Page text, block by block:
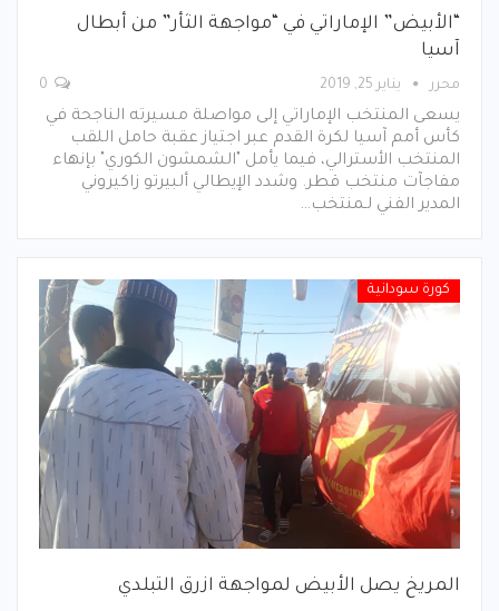
“الأبيض” الإماراتي في “مواجهة الثأر” من أبطال
آسيا
محرر يناير 25, 2019
يسعى المنتخب الإماراتي إلى مواصلة مسيرته الناجحة في
كأس أمم آسيا لكرة القدم عبر اجتياز عقبة حامل اللقب
المنتخب الأسترالي، فيما يأمل "الشمشون الكوري" بإنهاء
مفاجآت منتخب قطر. وشدد الإيطالي ألبيرتو زاكيروني
المدير الفني لـمنتخب…
كورة سودانية
المريخ يصل الأبيض لمواجهة ازرق التبلدي